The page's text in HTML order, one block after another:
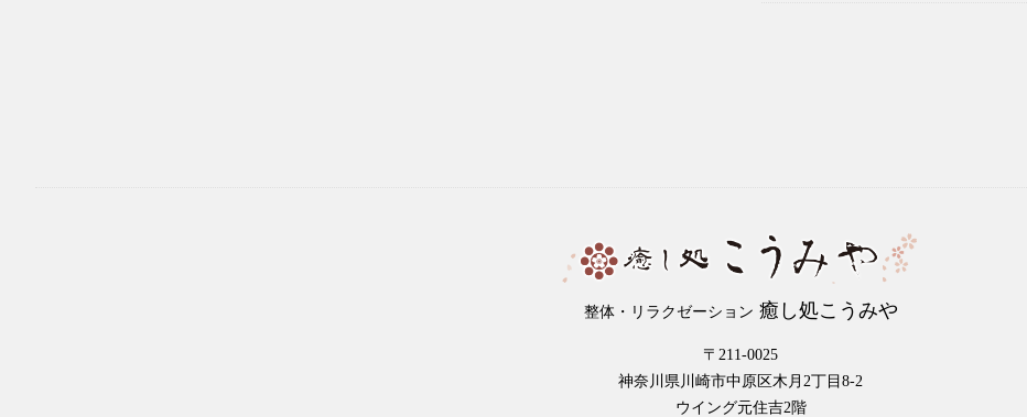
整体・リラクゼーション 癒し処こうみや
〒211-0025
神奈川県川崎市中原区木月2丁目8-2
ウイング元住吉2階